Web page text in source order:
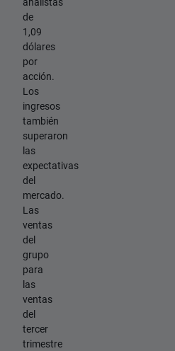
de
1,09
dólares
por
acción.
Los
ingresos
también
superaron
las
expectativas
del
mercado.
Las
ventas
del
grupo
para
las
ventas
del
tercer
trimestre